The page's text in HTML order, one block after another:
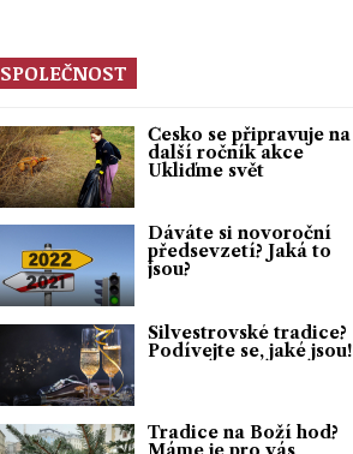
SPOLEČNOST
Česko se připravuje na
další ročník akce
Ukliďme svět
Dáváte si novoroční
předsevzetí? Jaká to
jsou?
Silvestrovské tradice?
Podívejte se, jaké jsou!
Tradice na Boží hod?